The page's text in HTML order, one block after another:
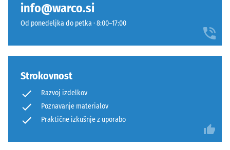
info@warco.si
Od ponedeljka do petka · 8:00–17:00
Strokovnost
Razvoj izdelkov
Poznavanje materialov
Praktične izkušnje z uporabo